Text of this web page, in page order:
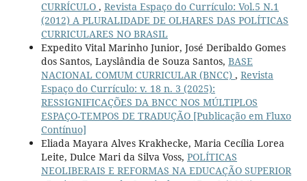
CURRÍCULO , Revista Espaço do Currículo: Vol.5 N.1
(2012) A PLURALIDADE DE OLHARES DAS POLÍTICAS
CURRICULARES NO BRASIL
Expedito Vital Marinho Junior, José Deribaldo Gomes
dos Santos, Layslândia de Souza Santos, BASE
NACIONAL COMUM CURRICULAR (BNCC) , Revista
Espaço do Currículo: v. 18 n. 3 (2025):
RESSIGNIFICAÇÕES DA BNCC NOS MÚLTIPLOS
ESPAÇO-TEMPOS DE TRADUÇÃO [Publicação em Fluxo
Contínuo]
Eliada Mayara Alves Krakhecke, Maria Cecília Lorea
Leite, Dulce Mari da Silva Voss, POLÍTICAS
NEOLIBERAIS E REFORMAS NA EDUCAÇÃO SUPERIOR